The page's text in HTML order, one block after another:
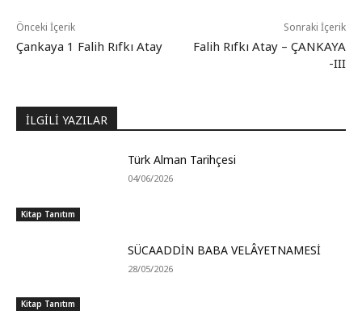
Önceki İçerik
Çankaya 1 Falih Rıfkı Atay
Sonraki İçerik
Falih Rıfkı Atay – ÇANKAYA
-III
İLGİLİ YAZILAR
Kitap Tanıtım
Türk Alman Tarihçesi
04/06/2026
Kitap Tanıtım
SÜCAADDİN BABA VELÂYETNAMESİ
28/05/2026